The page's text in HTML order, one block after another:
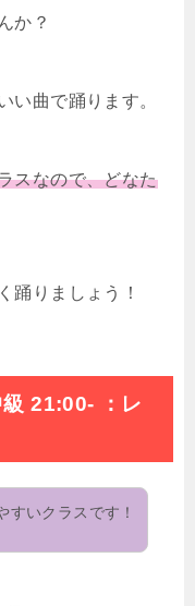
か？
い曲で踊ります。
スなので、どなた
踊りましょう！
級 21:00- ：レ
すいクラスです！